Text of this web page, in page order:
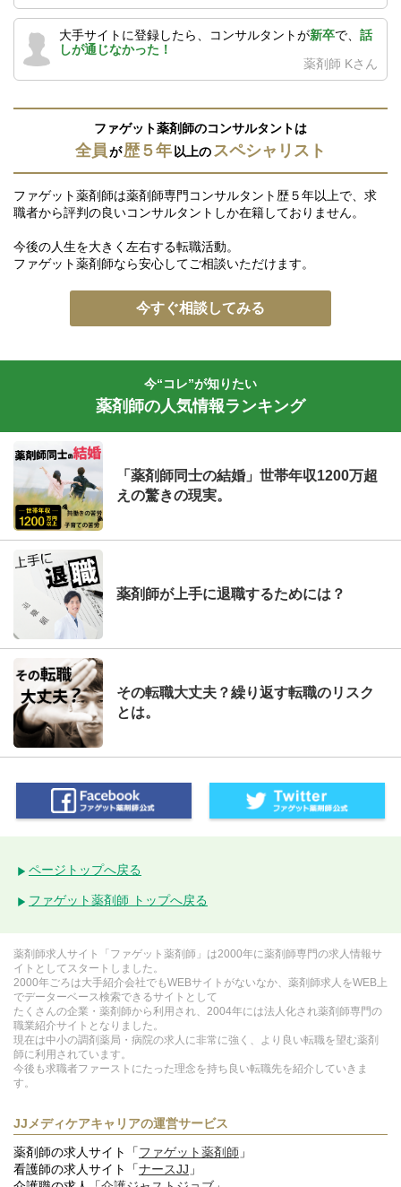
大手サイトに登録したら、コンサルタントが新卒で、 話
しが通じなかった！
薬剤師 Kさん
ファゲット薬剤師のコンサルタントは
全員が歴５年以上の スペシャリスト
ファゲット薬剤師は薬剤師専門コンサルタント歴５年以上で、求
職者から評判の良いコンサルタントしか在籍しておりません。
今後の人生を大きく左右する転職活動。
ファゲット薬剤師なら安心してご相談いただけます。
今すぐ相談してみる
今“コレ”が知りたい
薬剤師の人気情報ランキング
「薬剤師同士の結婚」世帯年収1200万超
えの驚きの現実。
薬剤師が上手に退職するためには？
その転職大丈夫？繰り返す転職のリスク
とは。
ページトップへ戻る
ファゲット薬剤師 トップへ戻る
薬剤師求人サイト「ファゲット薬剤師」は2000年に薬剤師専門の求人情報サ
イトとしてスタートしました。
2000年ごろは大手紹介会社でもWEBサイトがないなか、薬剤師求人をWEB上
でデーターベース検索できるサイトとして
たくさんの企業・薬剤師から利用され、2004年には法人化され薬剤師専門の
職業紹介サイトとなりました。
現在は中小の調剤薬局・病院の求人に非常に強く、より良い転職を望む薬剤
師に利用されています。
今後も求職者ファーストにたった理念を持ち良い転職先を紹介していきま
す。
JJメディケアキャリアの運営サービス
薬剤師の求人サイト「ファゲット薬剤師 」
看護師の求人サイト「ナースJJ 」